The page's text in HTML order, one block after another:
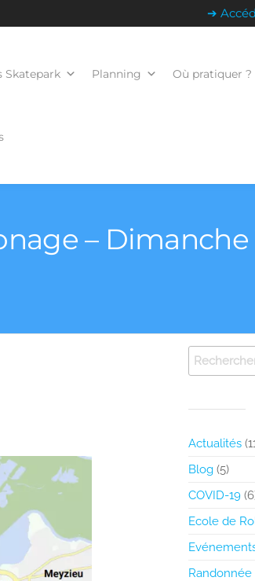
➔
Skatepark Planning Où pratiquer ?
– Dimanche
Actualités
Blog(5)
COVID-19
Ecole de